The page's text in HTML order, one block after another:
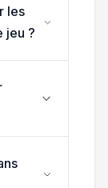
les
jeu ?